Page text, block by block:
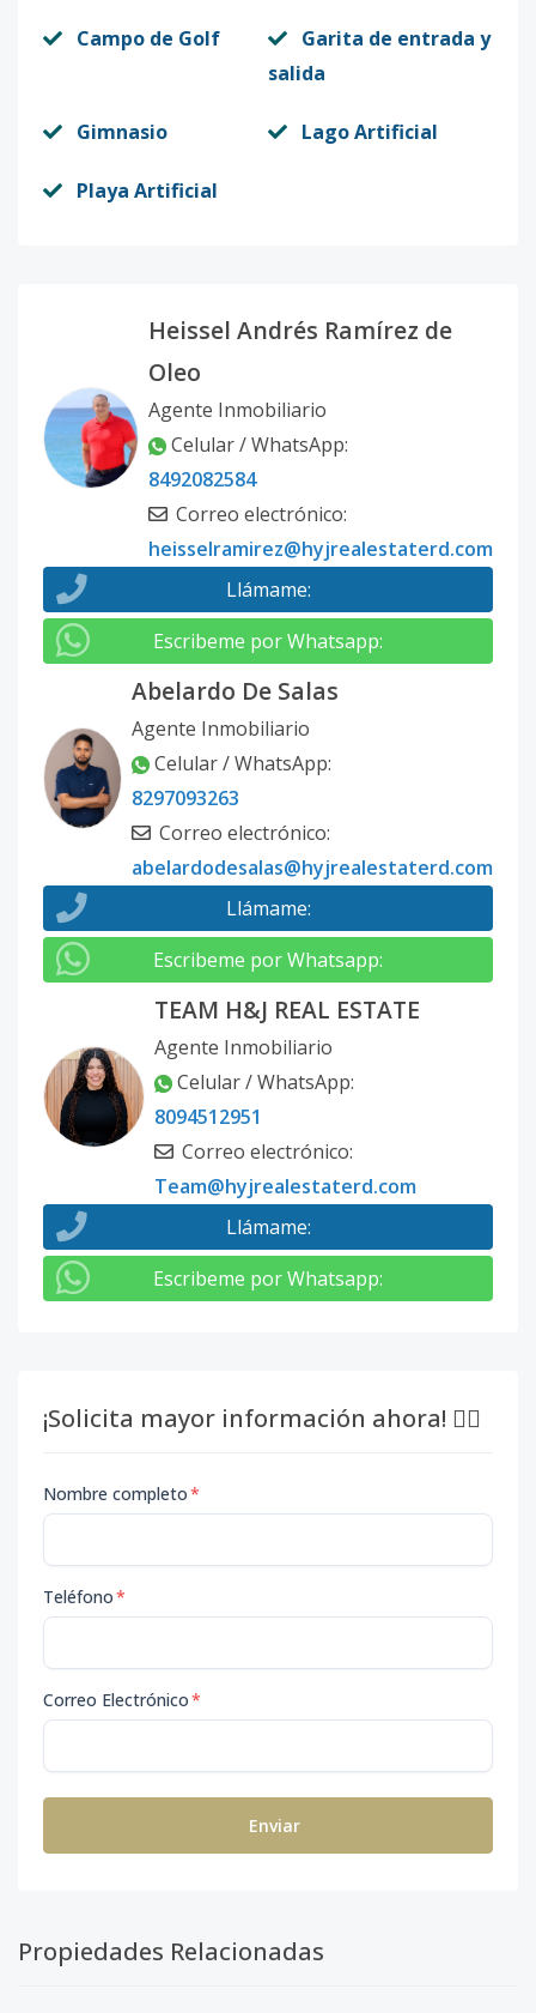
Campo de Golf
Garita de entrada y
salida
Gimnasio Lago Artificial
Playa Artificial
Heissel Andrés Ramírez de
Oleo
Agente Inmobiliario
Celular / WhatsApp:
8492082584
Correo electrónico:
heisselramirez@hyjrealestaterd.com
Llámame:
Escribeme por Whatsapp:
Abelardo De Salas
Agente Inmobiliario
Celular / WhatsApp:
8297093263
Correo electrónico:
abelardodesalas@hyjrealestaterd.com
Llámame:
Escribeme por Whatsapp:
TEAM H&J REAL ESTATE
Agente Inmobiliario
Celular / WhatsApp:
8094512951
Correo electrónico:
Team@hyjrealestaterd.com
Llámame:
Escribeme por Whatsapp:
¡Solicita mayor información ahora! 👇🏽
Nombre completo*
Teléfono*
Correo Electrónico*
Enviar
Propiedades Relacionadas